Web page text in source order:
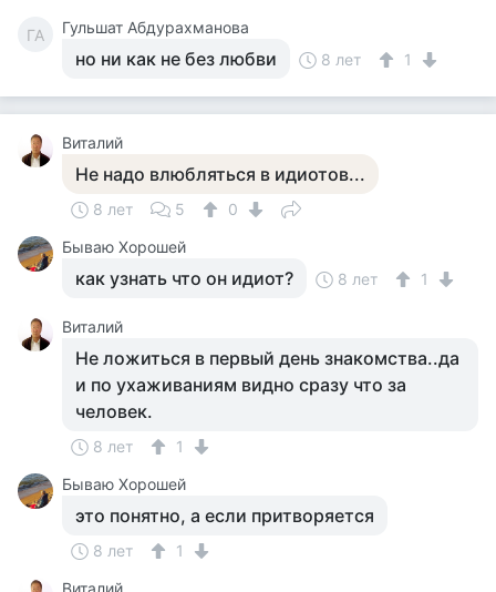
ГА Гульшат Абдурахманова
но ни как не без любви 8 лет 1
Виталий
Не надо влюбляться в идиотов...
8 лет 5
0
Бываю Хорошей
как узнать что он идиот? 8 лет 1
Виталий
Не ложиться в первый день знакомства..да
и по ухаживаниям видно сразу что за
человек.
8 лет
1
Бываю Хорошей
это понятно, а если притворяется
8 лет
1
Виталий